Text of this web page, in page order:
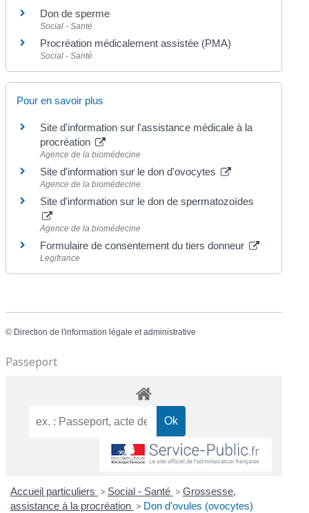
Don de sperme
Social - Santé
Procréation médicalement assistée (PMA)
Social - Santé
Pour en savoir plus
Site d'information sur l'assistance médicale à la
procréation
Agence de la biomédecine
Site d'information sur le don d'ovocytes
Agence de la biomédecine
Site d'information sur le don de spermatozoïdes
Agence de la biomédecine
Formulaire de consentement du tiers donneur
Legifrance
© Direction de l'information légale et administrative
Passeport
Accueil particuliers > Social - Santé > Grossesse,
assistance à la procréation > Don d'ovules (ovocytes)